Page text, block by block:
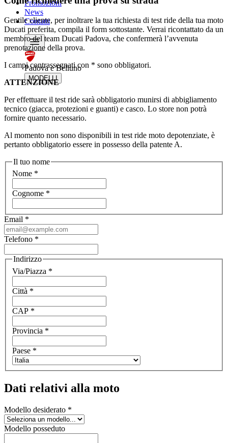
Promozioni
News
Contatti
Padova e Belluno
MODELLI
Gentile cliente, per inoltrare la tua richiesta di test ride della tua moto
Ducati preferita, compila il form sottostante. Verrai ricontattato da un
membro del team Ducati Padova, che confermerà l’avvenuta
prenotazione della prova.
I campi contrassegnati con * sono obbligatori.
ATTENZIONE
Per effettuare il test ride sarà obbligatorio munirsi di abbigliamento
tecnico (giacca, protezioni e guanti) e casco. Lo store non potrà
fornire quanto necessario.
Al momento non sono disponibili in test ride moto depotenziate, è
pertanto obbligatorio essere in possesso della patente A.
Il tuo nome
Nome *
Cognome *
Email *
Telefono *
Indirizzo
Via/Piazza *
Città *
CAP *
Provincia *
Paese *
Dati relativi alla moto
Modello desiderato *
Modello posseduto